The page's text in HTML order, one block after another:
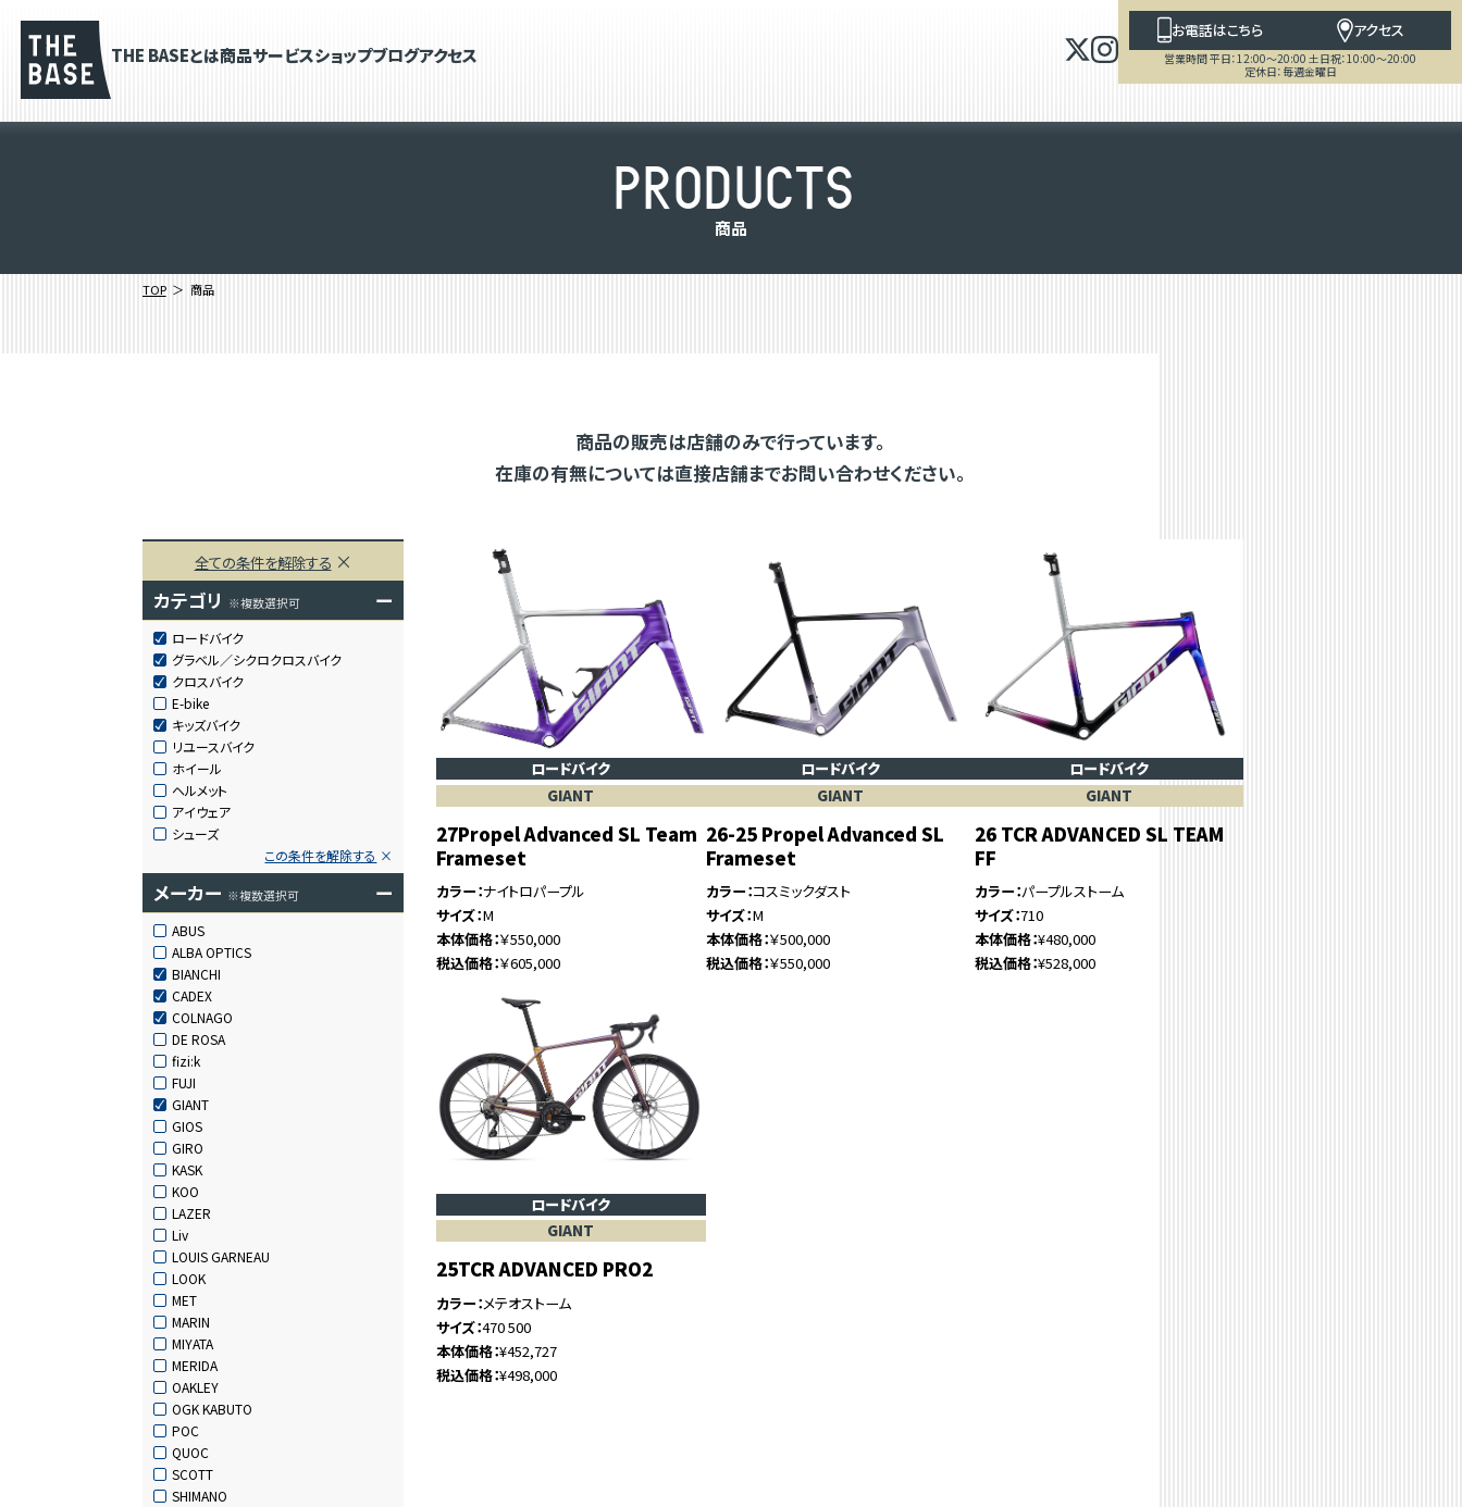
THE BASEとは商品サービスショップブログアクセス
お電話はこちら アクセス
営業時間 平日：12:00～20:00 土日祝：10:00～20:00
定休日：毎週金曜日
PRODUCTS
商品
TOP 商品
商品の販売は店舗のみで行っています。
在庫の有無については直接店舗までお問い合わせください。
全ての条件を解除する
カテゴリ ※複数選択可 ー
ロードバイク
グラベル／シクロクロスバイク
クロスバイク
E-bike
キッズバイク
リユースバイク
ホイール
ヘルメット
アイウェア
シューズ
この条件を解除する
メーカー ※複数選択可 ー
ABUS
ALBA OPTICS
BIANCHI
CADEX
COLNAGO
DE ROSA
fizi:k
FUJI
GIANT
GIOS
GIRO
KASK
KOO
LAZER
Liv
LOUIS GARNEAU
LOOK
MET
MARIN
MIYATA
MERIDA
OAKLEY
OGK KABUTO
POC
QUOC
SCOTT
SHIMANO
ロードバイク
GIANT
27Propel Advanced SL Team
Frameset
カラー ナイトロパープル
サイズ M
本体価格 ￥550,000
税込価格 ￥605,000
ロードバイク
GIANT
26-25 Propel Advanced SL
Frameset
カラー コスミックダスト
サイズ M
本体価格 ￥500,000
税込価格 ￥550,000
ロードバイク
GIANT
26 TCR ADVANCED SL TEAM
FF
カラー パープルストーム
サイズ 710
本体価格 ¥480,000
税込価格 ¥528,000
ロードバイク
GIANT
25TCR ADVANCED PRO2
カラー メテオストーム
サイズ 470 500
本体価格 ¥452,727
税込価格 ¥498,000